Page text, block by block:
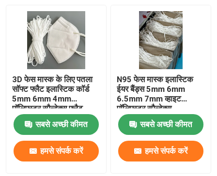
3D फेस मास्क के लिए पतला
सॉफ्ट फ्लैट इलास्टिक कॉर्ड
5mm 6mm 4mm
पॉलिएस्टर स्पैन्डेक्स फ्लैट
सबसे अच्छी कीमत
हमसे संपर्क करें
N95 फेस मास्क इलास्टिक
ईयर बैंड्स 5mm 6mm
6.5mm 7mm व्हाइट
पॉलिएस्टर स्पैन्डेक्स
सबसे अच्छी कीमत
हमसे संपर्क करें